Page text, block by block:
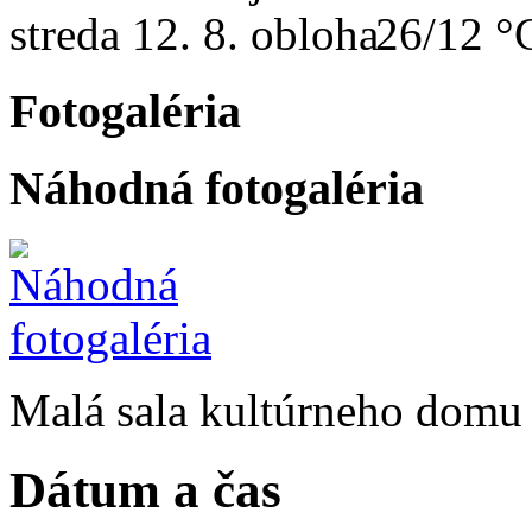
streda 12. 8. 26/12
Fotogaléria
Náhodná fotogaléria
Malá sala kultúrneho
Dátum a čas